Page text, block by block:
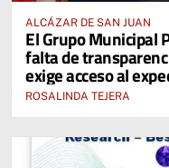
ALCÁZAR DE SAN JUAN
El Grupo Municipal
falta de
exige acceso al
ROSALINDA TEJERA